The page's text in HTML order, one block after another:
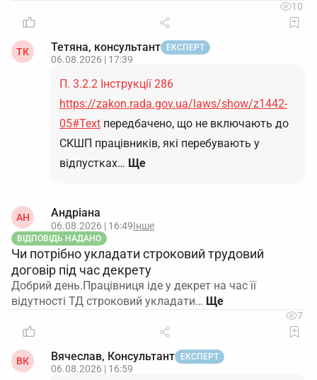
10
ТК Тетяна, консультант ЕКСПЕРТ
06.08.2026 | 17:39
П. 3.2.2 Інструкції 286
https://zakon.rada.gov.ua/laws/show/z1442-
05#Text передбачено, що не включають до
СКШП працівників, які перебувають у
відпустках… Ще
АН Андріана
06.08.2026 | 16:49Інше
ВІДПОВІДЬ НАДАНО
Чи потрібно укладати строковий трудовий
договір під час декрету
Добрий день.Працівниця іде у декрет на час її
відутності ТД строковий укладати…
7
ВК Вячеслав, Консультант ЕКСПЕРТ
06.08.2026 | 16:59